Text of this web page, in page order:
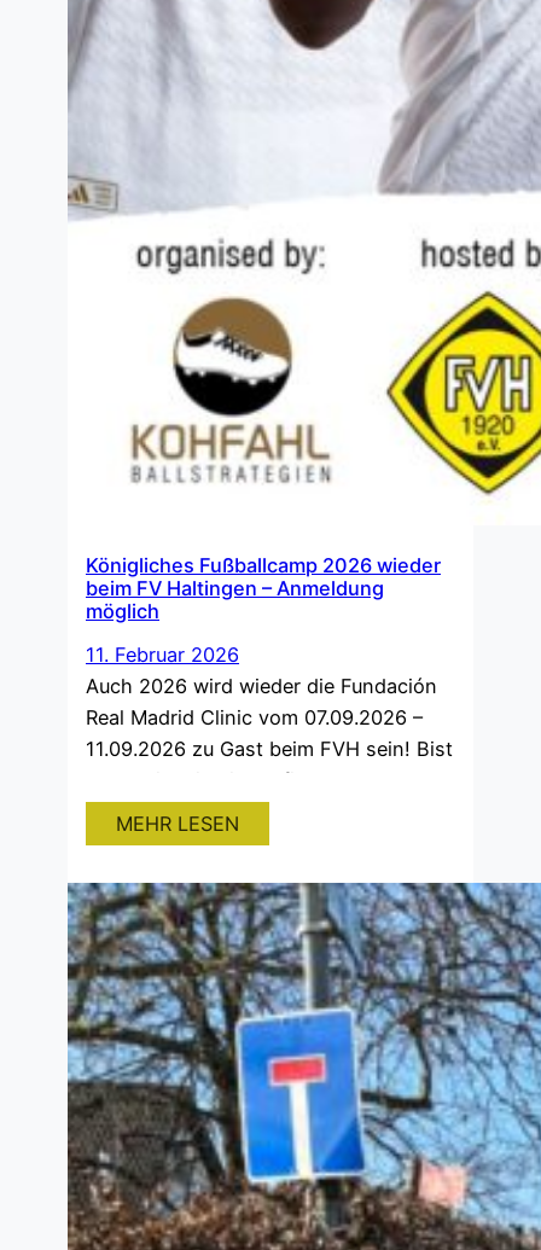
Königliches Fußballcamp 2026 wieder
beim FV Haltingen – Anmeldung
möglich
11. Februar 2026
Auch 2026 wird wieder die Fundación
Real Madrid Clinic vom 07.09.2026 –
11.09.2026 zu Gast beim FVH sein! Bist
du bereit, wie die Profis von Real
Madrid zu trainieren? In dem
königlichen Fußballcamp entwickelst
erfolgreichsten und größten Vereins
der Welt – sowohl fußballerisch als
auch charakterlich – weiter! Die
professionell ausgebildeten…
MEHR LESEN